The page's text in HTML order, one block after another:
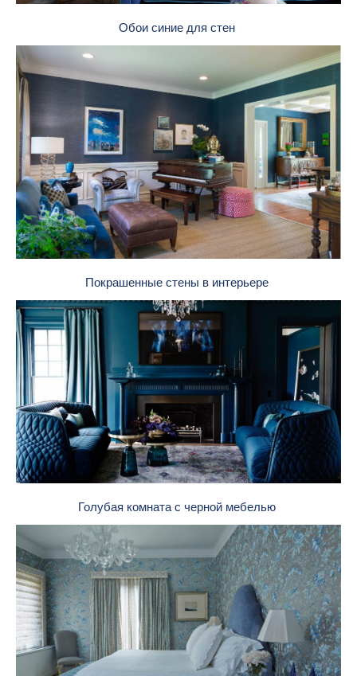
Обои синие для стен
Покрашенные стены в интерьере
Голубая комната с черной мебелью